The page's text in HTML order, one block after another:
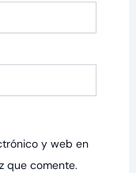
y web en
que comente.